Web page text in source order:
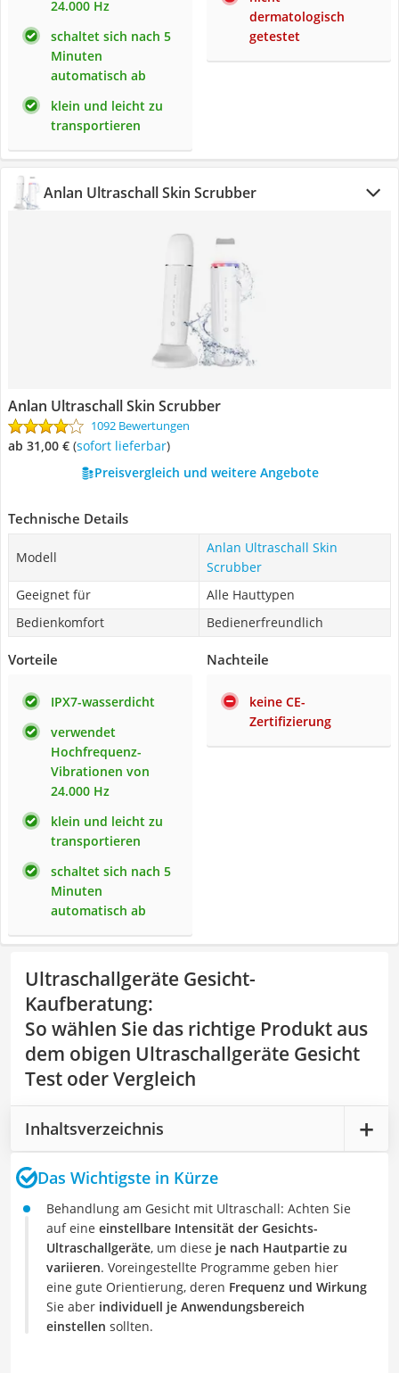
24.000 Hz
schaltet sich nach 5
Minuten
automatisch ab
klein und leicht zu
transportieren
dermatologisch
getestet
Anlan Ultraschall Skin Scrubber
Anlan Ultraschall Skin Scrubber
1092 Bewertungen
ab 31,00 € ( Sofort lieferbar)
Preisvergleich und weitere Angebote
Technische Details
Modell
Anlan Ultraschall Skin
Scrubber
Geeignet für
Alle Hauttypen
Bedienkomfort
Bedienerfreundlich
Vorteile
IPX7-wasserdicht
verwendet
Hochfrequenz-
Vibrationen von
24.000 Hz
klein und leicht zu
transportieren
schaltet sich nach 5
Minuten
automatisch ab
Nachteile
keine CE-
Zertifizierung
Ultraschallgeräte Gesicht-
Kaufberatung:
So wählen Sie das richtige Produkt aus
dem obigen Ultraschallgeräte Gesicht
Test oder Vergleich
Inhaltsverzeichnis
Das Wichtigste in Kürze
Behandlung am Gesicht mit Ultraschall: Achten Sie
auf eine einstellbare Intensität der Gesichts-
Ultraschallgeräte, um diese je nach Hautpartie zu
variieren. Voreingestellte Programme geben hier
eine gute Orientierung, deren Frequenz und Wirkung
Sie aber individuell je Anwendungsbereich
einstellen sollten.